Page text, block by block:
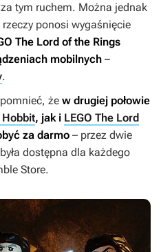
tym ruchem. Można jednak
ponosi wygaśnięcie
The Lord of the Rings
mobilnych –
.
że w drugiej połowie
Hobbit, jak i LEGO The Lord
za darmo – przez dwie
dostępna dla każdego
Store.